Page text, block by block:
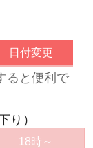
日付変更
ると便利で
り）
18時～